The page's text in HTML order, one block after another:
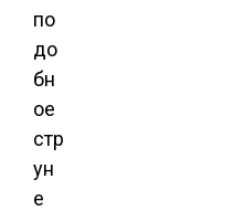
по
до
бн
ое
стр
ун
е